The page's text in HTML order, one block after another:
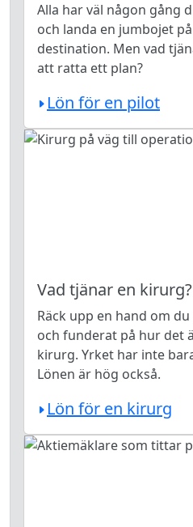
Alla har väl någon gång
och landa en jumbojet
destination. Men vad
att ratta ett plan?
Lön för en pilot
Vad tjänar en kirurg?
Räck upp en hand om
och funderat på hur det
kirurg. Yrket har inte
Lönen är hög också.
Lön för en kirurg